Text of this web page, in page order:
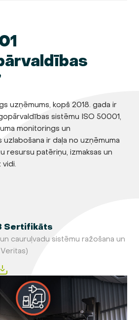
uzņēmums, kopš 2018. gada ir
sistēmu ISO 50001,
monitorings un
ir daļa no uzņēmuma
resursu patēriņu, izmaksas un
Sertifikāts
cauruļvadu sistēmu ražošana un